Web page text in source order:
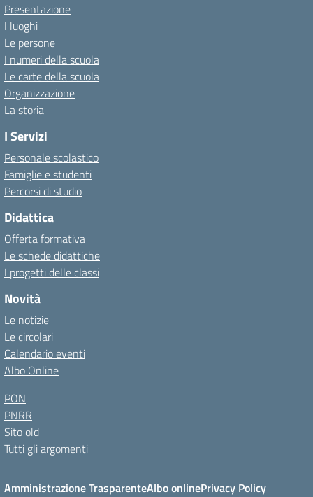
Presentazione
I luoghi
Le persone
I numeri della scuola
Le carte della scuola
Organizzazione
La storia
I Servizi
Personale scolastico
Famiglie e studenti
Percorsi di studio
Didattica
Offerta formativa
Le schede didattiche
I progetti delle classi
Novità
Le notizie
Le circolari
Calendario eventi
Albo Online
PON
PNRR
Sito old
Tutti gli argomenti
Amministrazione TrasparenteAlbo onlinePrivacy Policy